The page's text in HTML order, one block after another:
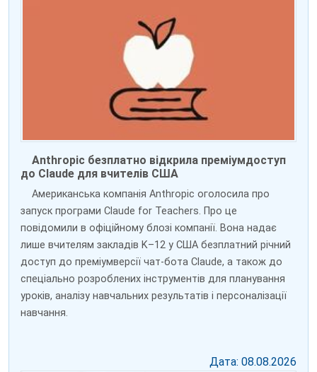
Anthropic безплатно відкрила преміумдоступ
до Claude для вчителів США
Американська компанія Anthropic оголосила про
запуск програми Claude for Teachers. Про це
повідомили в офіційному блозі компанії. Вона надає
лише вчителям закладів K–12 у США безплатний річний
доступ до преміумверсії чат-бота Claude, а також до
спеціально розроблених інструментів для планування
уроків, аналізу навчальних результатів і персоналізації
навчання.
Дата: 08.08.2026